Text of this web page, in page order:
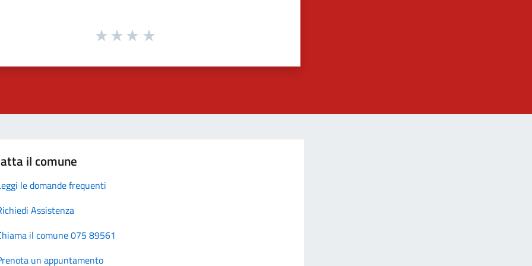
il comune
le domande frequenti
Assistenza
il comune 075 89561
un appuntamento